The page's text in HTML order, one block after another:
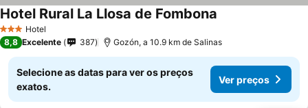
3 EstrelasHotel
Hotel Rural La Llosa de Fombona
8,8 Excelente 387 Gozón, a 10.9 km de Salinas
Selecione as datas para ver os preços
exatos.
Ver preços